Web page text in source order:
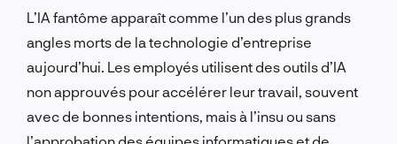
L’IA fantôme apparaît comme l’un des plus grands
angles morts de la technologie d’entreprise
aujourd’hui. Les employés utilisent des outils d’IA
non approuvés pour accélérer leur travail, souvent
avec de bonnes intentions, mais à l’insu ou sans
l’approbation des équipes informatiques et de